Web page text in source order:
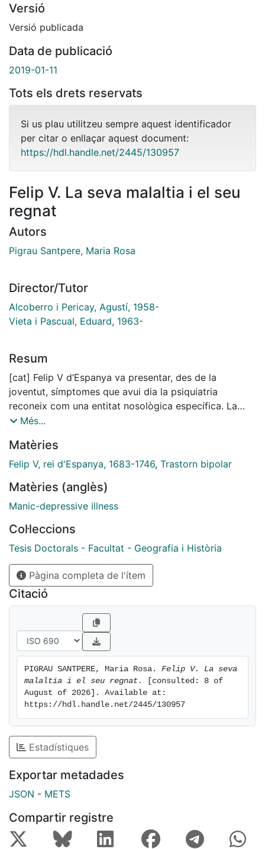
Versió
Versió publicada
Data de publicació
2019-01-11
Tots els drets reservats
Si us plau utilitzeu sempre aquest identificador
per citar o enllaçar aquest document:
https://hdl.handle.net/2445/130957
Felip V. La seva malaltia i el seu
regnat
Autors
Pigrau Santpere, Maria Rosa
Director/Tutor
Alcoberro i Pericay, Agustí, 1958-
Vieta i Pascual, Eduard, 1963-
Resum
[cat] Felip V d’Espanya va presentar, des de la
joventut, símptomes que avui dia la psiquiatria
reconeix com una entitat nosològica específica. La
present tesi, interdisciplinària història i medicina,
més significatius de la malaltia d’aquest rei, alhora que
elabora la seva historia psiquiàtrica, a partir de
coetanis. Es basa en el DSM-5 (Manual Diagnòstic i
Estadístic dels Trastorns Mentals, 5th Edició) per
mental que, de manera inevitable, va condicionar el
seu regnat (1701-1746)
[eng] From the time of his youth, Philip V of Spain
displayed symptoms which psychiatry now recognises
as a specific diagnostic condition. This
interdisciplinary thesis, drawing on both history and
medicine, contextualise the principal episodes of the
King’s illness tracing his psychiatric history, through
diplomatic correspondence and other contemporary
Statistical Manual of Mental Disorders, 5th Edition) the
thesis presents a presumptive diagnosis of Philip’s
mental condition, which inevitably had an impact on
his entire reign (1701-1746)
Més...
Matèries
Felip V, rei d'Espanya, 1683-1746, Trastorn bipolar
Matèries (anglès)
Manic-depressive illness
Col·leccions
Tesis Doctorals - Facultat - Geografia i Història
Pàgina completa de l'ítem
Citació
PIGRAU SANTPERE, Maria Rosa. Felip V. La seva
malaltia i el seu regnat.
[consulted: 8 of
August of 2026]. Available at:
https://hdl.handle.net/2445/130957
Estadístiques
Exportar metadades
JSON - METS
Compartir registre